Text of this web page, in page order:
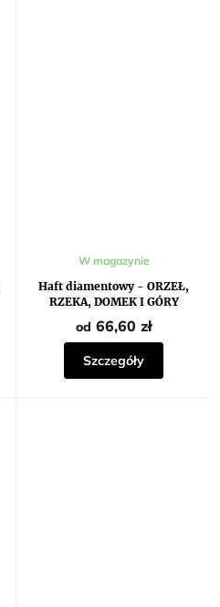
Haft diamentowy - ORZEŁ,
RZEKA, DOMEK I GÓRY
W magazynie
od 66,60 zł
Szczegóły